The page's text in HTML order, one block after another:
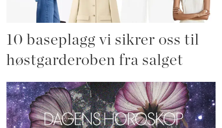
10 baseplagg vi sikrer oss til
høstgarderoben fra salget